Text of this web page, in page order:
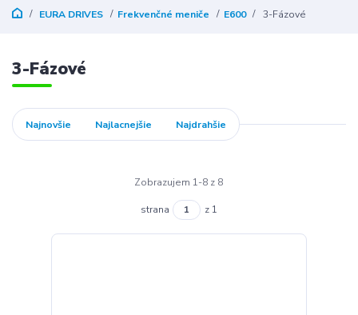
EURA DRIVES Frekvenčné meniče E600 3-Fázové
3-Fázové
Najnovšie Najlacnejšie Najdrahšie
Zobrazujem 1-8 z 8
strana z 1